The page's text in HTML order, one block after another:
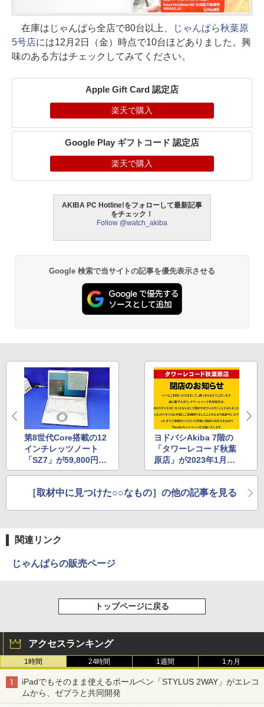
在庫はじゃんぱら全店で80台以上、
じゃんぱら秋葉原
5号店には12月2日（金）時点で10台ほどありました。興
味のある方はチェックしてみてください。
Apple Gift Card 認定店
楽天で購入
Google Play ギフトコード 認定店
楽天で購入
AKIBA PC Hotline!をフォローして最新記事
をチェック！
Follow @watch_akiba
Google 検索で当サイトの記事を優先表示させる
第8世代Core搭載の12
インチレッツノート
「SZ7」が59,800円な
ど、PCコンフルで中古
ヨドバシAkiba 7階の
「タワーレコード秋葉
原店」が2023年1月3
日に閉店
［取材中に見つけた○○なもの］の他の記事を見る
関連リンク
じゃんぱらの販売ページ
トップページに戻る
アクセスランキング
1時間 24時間 1週間 1カ月
iPadでもそのまま使えるボールペン「STYLUS 2WAY」がエレコ
ムから、ゼブラと共同開発